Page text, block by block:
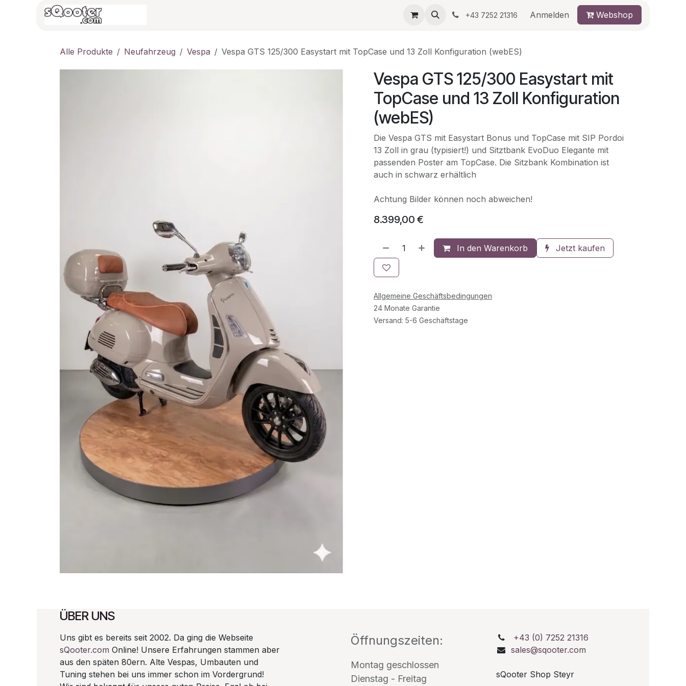
Zum Inhalt springen
JOBS Umbau+43 7252 21316 Anmelden Webshop
Alle Produkte Neufahrzeug Vespa Vespa GTS 125/300 Easystart mit TopCase und 13 Zoll Konfiguration (webES)
Vespa GTS 125/300 Easystart mit
TopCase und 13 Zoll Konfiguration
(webES)
Die Vespa GTS mit Easystart Bonus und TopCase mit SIP Pordoi
13 Zoll in grau (typisiert!) und Sitztbank EvoDuo Elegante mit
passenden Poster am TopCase. Die Sitzbank Kombination ist
auch in schwarz erhältlich
Achtung Bilder können noch abweichen!
8.399,00 €
In den Warenkorb Jetzt kaufen
Allgemeine Geschäftsbedingungen
24 Monate Garantie
Versand: 5-6 Geschäftstage
ÜBER UNS
Uns gibt es bereits seit 2002. Da ging die Webseite
sQooter.com Online! Unsere Erfahrungen stammen aber
aus den späten 80ern. Alte Vespas, Umbauten und
Tuning stehen bei uns immer schon im Vordergrund!
Öffnungszeiten:
Montag geschlossen
Dienstag - Freitag
+43 (0) 7252 21316
sales@sqooter.com
sQooter Shop Steyr